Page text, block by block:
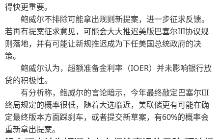
得快更重要。
鲍威尔不排除可能拿出规则新提案，进一步征求反馈。
若再有提案征求意见，可能会大大推迟美版巴塞尔III协议规
则落地，并有可能让新规推迟成为下任美国总统政府的决
策。
鲍威尔认为，超额准备金利率（IOER）并未影响银行放
贷的积极性。
有分析称，鲍威尔的言论暗示，今年最终敲定巴塞尔III
终局规定的概率很低，随着大选临近，美联储更有可能在确
定最终版本方面踩刹车，或者提交新草案，有60%的概率会
重新拿出提案。